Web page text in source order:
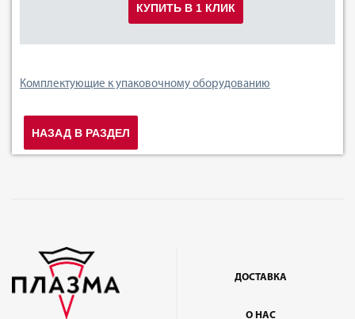
КУПИТЬ В 1 КЛИК
Комплектующие к упаковочному оборудованию
НАЗАД В РАЗДЕЛ
ДОСТАВКА
О НАС